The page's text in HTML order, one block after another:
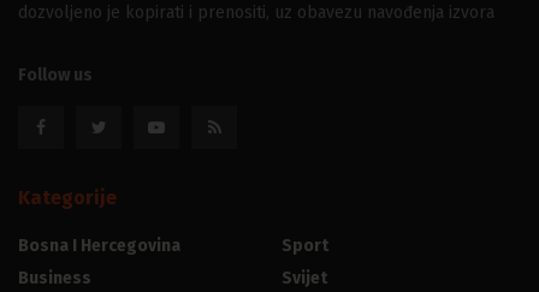
dozvoljeno je kopirati i prenositi, uz obavezu navođenja izvora
Follow us
Kategorije
Bosna I Hercegovina
Business
Sport
Svijet